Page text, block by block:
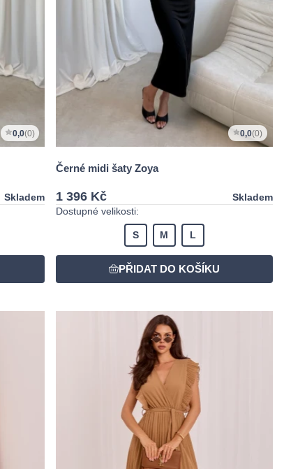
0,0(0)
Skladem
0,0(0)
Černé midi šaty Zoya
1 396 Kč
Skladem
Dostupné velikosti:
S M L